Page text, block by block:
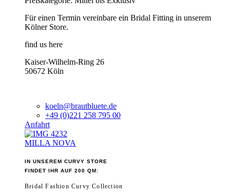
Für einen Termin vereinbare ein Bridal Fitting in unserem
Kölner Store.
find us here
Kaiser-Wilhelm-Ring 26
50672 Köln
koeln@brautbluete.de
+49 (0)221 258 795 00
Anfahrt
MILLA NOVA
IN UNSEREM CURVY STORE
FINDET IHR AUF 200 QM:
Bridal Fashion Curvy Collection